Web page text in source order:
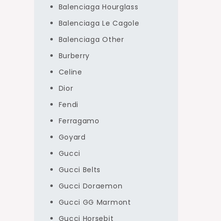
Balenciaga Hourglass
Balenciaga Le Cagole
Balenciaga Other
Burberry
Celine
Dior
Fendi
Ferragamo
Goyard
Gucci
Gucci Belts
Gucci Doraemon
Gucci GG Marmont
Gucci Horsebit